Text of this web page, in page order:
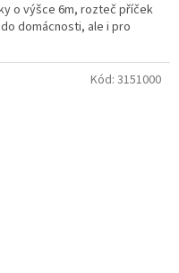
o výšce 6m, rozteč příček
domácnosti, ale i pro
Kód: 3151000